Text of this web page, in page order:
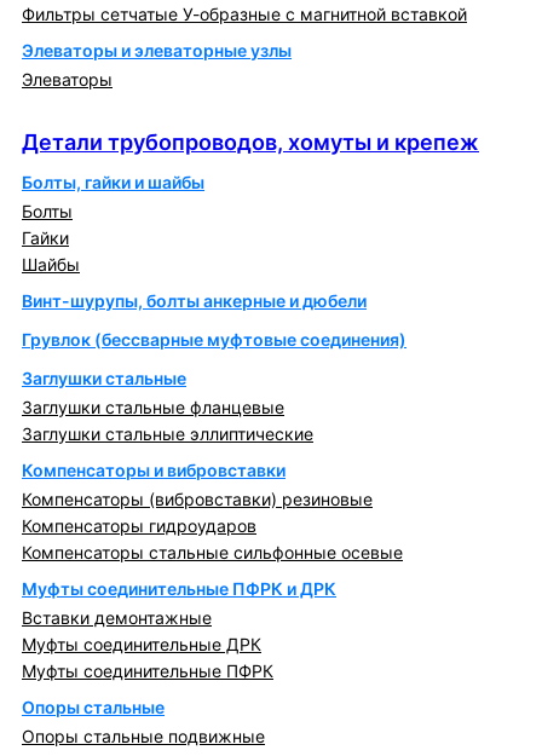
Фильтры сетчатые У-образные с магнитной вставкой
Элеваторы и элеваторные узлы
Элеваторы
Детали трубопроводов, хомуты и крепеж
Болты, гайки и шайбы
Болты
Гайки
Шайбы
Винт-шурупы, болты анкерные и дюбели
Грувлок (бессварные муфтовые соединения)
Заглушки стальные
Заглушки стальные фланцевые
Заглушки стальные эллиптические
Компенсаторы и вибровставки
Компенсаторы (вибровставки) резиновые
Компенсаторы гидроударов
Компенсаторы стальные сильфонные осевые
Муфты соединительные ПФРК и ДРК
Вставки демонтажные
Муфты соединительные ДРК
Муфты соединительные ПФРК
Опоры стальные
Опоры стальные подвижные